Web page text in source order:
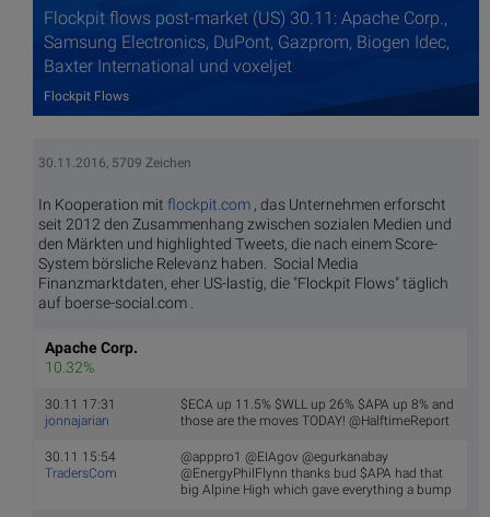
Flockpit flows post-market (US) 30.11: Apache Corp.,
Samsung Electronics, DuPont, Gazprom, Biogen Idec,
Baxter International und voxeljet
Flockpit Flows
30.11.2016, 5709 Zeichen
In Kooperation mit flockpit.com , das Unternehmen erforscht
seit 2012 den Zusammenhang zwischen sozialen Medien und
den Märkten und highlighted Tweets, die nach einem Score-
System börsliche Relevanz haben. Social Media
Finanzmarktdaten, eher US-lastig, die "Flockpit Flows" täglich
auf boerse-social.com .
Apache Corp.
10.32%
30.11 17:31
jonnajarian
$ECA up 11.5% $WLL up 26% $APA up 8% and
those are the moves TODAY! @HalftimeReport
30.11 15:54
TradersCom
@apppro1 @EIAgov @egurkanabay
@EnergyPhilFlynn thanks bud $APA had that
big Alpine High which gave everything a bump